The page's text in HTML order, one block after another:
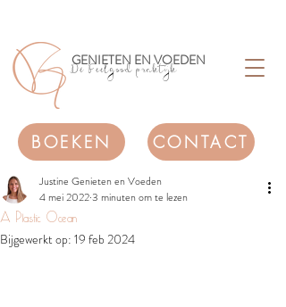
GENIETEN EN VOEDEN
Dé Feelgood praktijk
BOEKEN CONTACT
A Plastic Ocean
Justine Genieten en Voeden
4 mei 20223 minuten om te lezen
Bijgewerkt op: 19 feb 2024